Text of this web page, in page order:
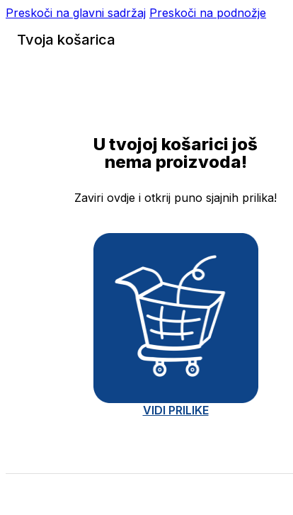
Preskoči na glavni sadržaj Preskoči na podnožje
Tvoja košarica
U tvojoj košarici još
nema proizvoda!
Zaviri ovdje i otkrij puno sjajnih prilika!
VIDI PRILIKE